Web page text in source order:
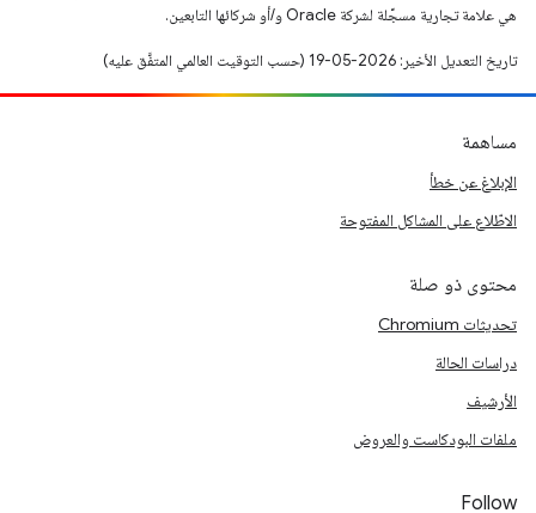
هي علامة تجارية مسجَّلة لشركة Oracle و/أو شركائها التابعين.
تاريخ التعديل الأخير: 2026-05-19 (حسب التوقيت العالمي المتفَّق عليه)
مساهمة
الإبلاغ عن خطأ
الاطّلاع على المشاكل المفتوحة
محتوى ذو صلة
تحديثات Chromium
دراسات الحالة
الأرشيف
ملفات البودكاست والعروض
Follow